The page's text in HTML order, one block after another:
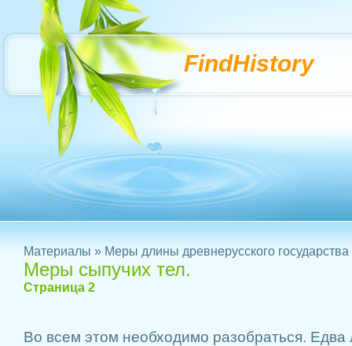
FindHistory
Материалы » Меры длины древнерусского государства
Меры сыпучих тел.
Страница 2
Во всем этом необходимо разобраться. Едва